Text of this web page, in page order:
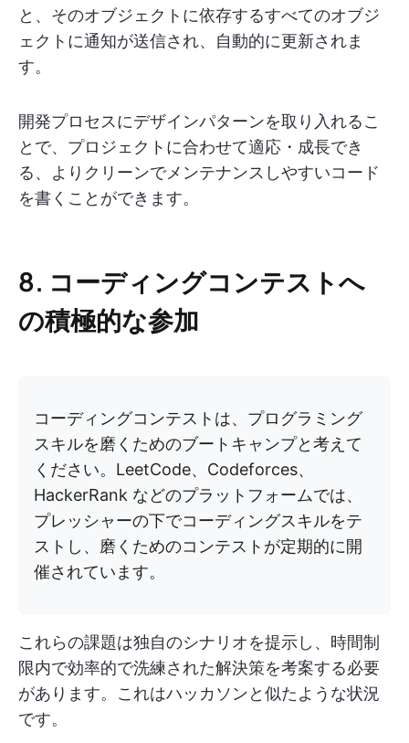
と、そのオブジェクトに依存するすべてのオブジ
ェクトに通知が送信され、自動的に更新されま
す。
開発プロセスにデザインパターンを取り入れるこ
とで、プロジェクトに合わせて適応・成長でき
る、よりクリーンでメンテナンスしやすいコード
を書くことができます。
8. コーディングコンテストへ
の積極的な参加
コーディングコンテストは、プログラミング
スキルを磨くためのブートキャンプと考えて
ください。LeetCode、Codeforces、
HackerRank などのプラットフォームでは、
プレッシャーの下でコーディングスキルをテ
ストし、磨くためのコンテストが定期的に開
催されています。
これらの課題は独自のシナリオを提示し、時間制
限内で効率的で洗練された解決策を考案する必要
があります。これはハッカソンと似たような状況
です。